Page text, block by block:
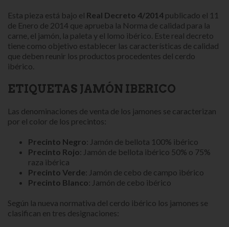
Esta pieza está bajo el Real Decreto 4/2014 publicado el 11
de Enero de 2014 que aprueba la Norma de calidad para la
carne, el jamón, la paleta y el lomo ibérico. Este real decreto
tiene como objetivo establecer las características de calidad
que deben reunir los productos procedentes del cerdo
ibérico.
ETIQUETAS JAMÓN IBERICO
Las denominaciones de venta de los jamones se caracterizan
por el color de los precintos:
Precinto Negro: Jamón de bellota 100% ibérico
Precinto Rojo: Jamón de bellota ibérico 50% o 75%
raza ibérica
Precinto Verde: Jamón de cebo de campo ibérico
Precinto Blanco: Jamón de cebo ibérico
Según la nueva normativa del cerdo ibérico los jamones se
clasifican en tres designaciones: